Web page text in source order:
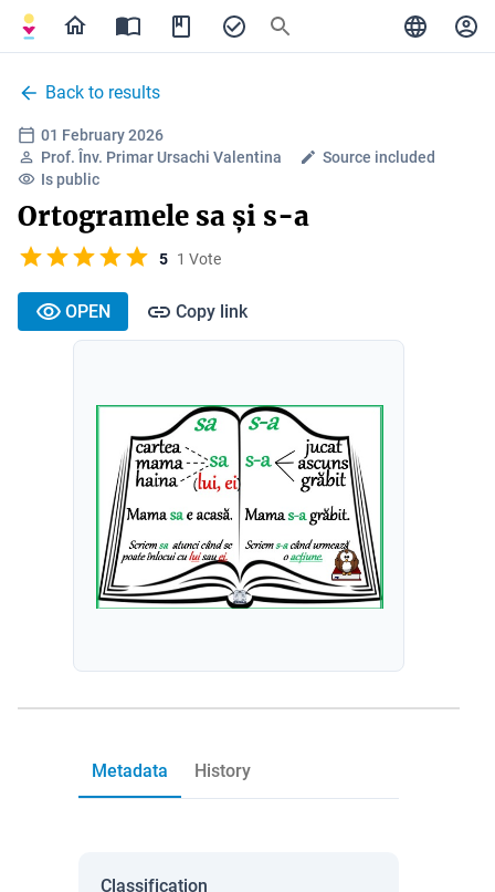
Back to results
01 February 2026
Prof. Înv. Primar Ursachi Valentina
Source included
Is public
Ortogramele sa și s-a
5 1 Vote
OPEN Copy link
Metadata History
Classification